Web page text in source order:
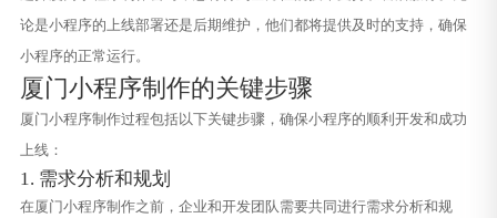
论是小程序的上线部署还是后期维护，他们都将提供及时的支持，确保
小程序的正常运行。
厦门小程序制作的关键步骤
厦门小程序制作过程包括以下关键步骤，确保小程序的顺利开发和成功
上线：
1. 需求分析和规划
在厦门小程序制作之前，企业和开发团队需要共同进行需求分析和规